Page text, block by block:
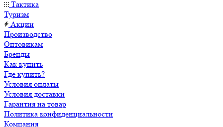
Тактика
Туризм
Акции
Производство
Оптовикам
Бренды
Как купить
Где купить?
Условия оплаты
Условия доставки
Гарантия на товар
Политика конфиденциальности
Компания